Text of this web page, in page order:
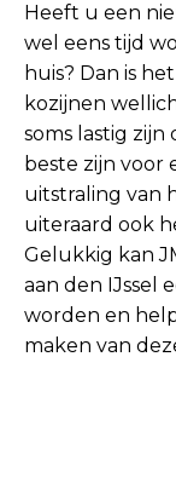
Heeft u een
wel eens tijd
huis? Dan is
kozijnen
soms lastig
beste zijn voor
uitstraling van
uiteraard ook
Gelukkig kan
aan den IJssel
worden en
maken van